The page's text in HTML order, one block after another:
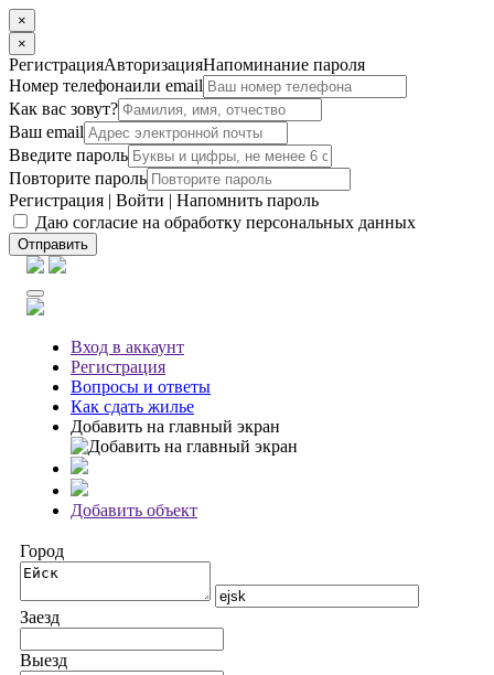
×
×
РегистрацияАвторизацияНапоминание пароля
Номер телефонаили email
Как вас зовут?
Ваш email
Введите пароль
Повторите пароль
Регистрация | Войти | Напомнить пароль
Даю согласие на обработку персональных данных
Отправить
Вход в аккаунт
Регистрация
Вопросы и ответы
Как сдать жилье
Добавить на главный экран
Добавить объект
Город
Заезд
Выезд